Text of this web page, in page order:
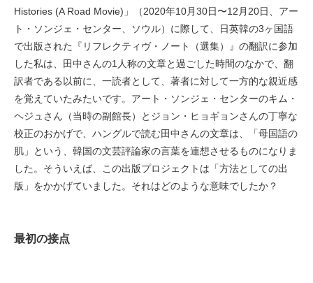
Histories (A Road Movie)」（2020年10月30日〜12月20日、アー
ト・ソンジェ・センター、ソウル）に際して、日英韓の3ヶ国語
で出版された『リフレクティヴ・ノート（選集）』の翻訳に参加
した私は、田中さんの1人称の文章と過ごした時間のなかで、翻
訳者である以前に、一読者として、著者に対して一方的な親近感
を覚えていたみたいです。アート・ソンジェ・センターのキム・
ヘジュさん（当時の副館長）とジョン・ヒョギョンさんの丁寧な
校正のおかげで、ハングルで読む田中さんの文章は、「母国語の
肌」という、韓国の文芸評論家の言葉を連想させるものになりま
した。そういえば、この出版プロジェクトは「方法としての出
版」をかかげていました。それはどのような意味でしたか？
最初の接点